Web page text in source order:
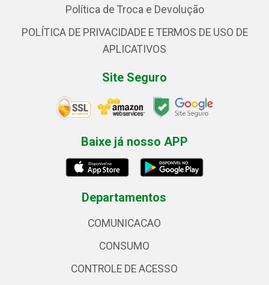
Política de Troca e Devolução
POLÍTICA DE PRIVACIDADE E TERMOS DE USO DE
APLICATIVOS
Site Seguro
Baixe já nosso APP
Departamentos
COMUNICACAO
CONSUMO
CONTROLE DE ACESSO